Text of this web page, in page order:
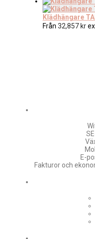
Klädhängare
Från 32,857 kr
E-
Fakturor och